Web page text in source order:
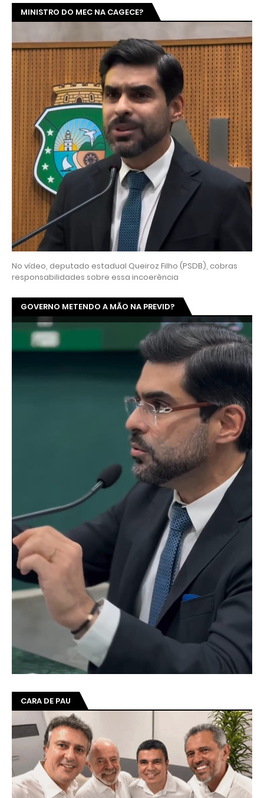
MINISTRO DO MEC NA CAGECE?
No vídeo, deputado estadual Queiroz Filho (PSDB), cobras
responsabilidades sobre essa incoerência
GOVERNO METENDO A MÃO NA PREVID?
CARA DE PAU